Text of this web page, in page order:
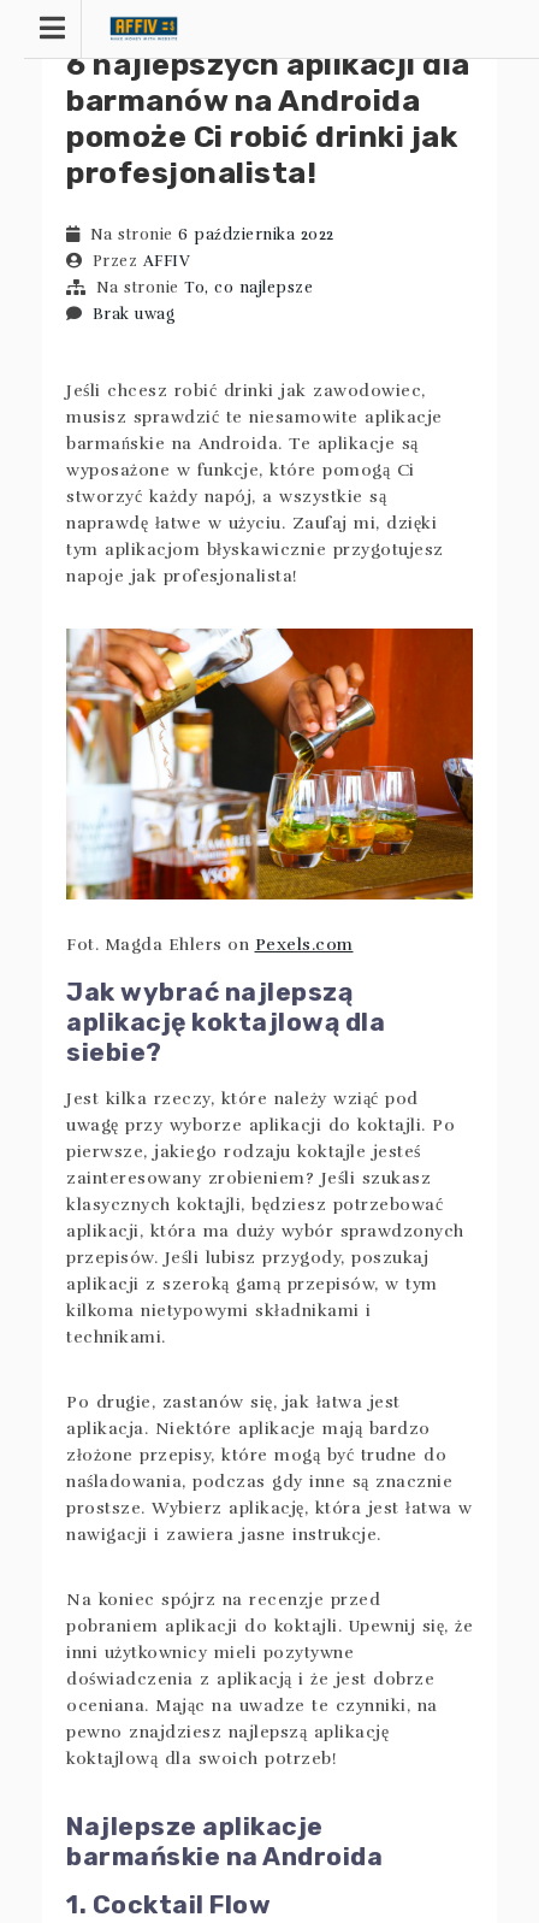
Przejdź
do
treści6 najlepszych aplikacji dla
barmanów na Androida
pomoże Ci robić drinki jak
profesjonalista!
Na stronie 6 października 2022
Przez AFFIV
Na stronie To, co najlepsze
Brak uwag
Jeśli chcesz robić drinki jak zawodowiec,
musisz sprawdzić te niesamowite aplikacje
barmańskie na Androida. Te aplikacje są
wyposażone w funkcje, które pomogą Ci
stworzyć każdy napój, a wszystkie są
naprawdę łatwe w użyciu. Zaufaj mi, dzięki
tym aplikacjom błyskawicznie przygotujesz
napoje jak profesjonalista!
Fot. Magda Ehlers on Pexels.com
Jak wybrać najlepszą
aplikację koktajlową dla
siebie?
Jest kilka rzeczy, które należy wziąć pod
uwagę przy wyborze aplikacji do koktajli. Po
pierwsze, jakiego rodzaju koktajle jesteś
zainteresowany zrobieniem? Jeśli szukasz
klasycznych koktajli, będziesz potrzebować
aplikacji, która ma duży wybór sprawdzonych
przepisów. Jeśli lubisz przygody, poszukaj
aplikacji z szeroką gamą przepisów, w tym
kilkoma nietypowymi składnikami i
technikami.
Po drugie, zastanów się, jak łatwa jest
aplikacja. Niektóre aplikacje mają bardzo
złożone przepisy, które mogą być trudne do
naśladowania, podczas gdy inne są znacznie
prostsze. Wybierz aplikację, która jest łatwa w
nawigacji i zawiera jasne instrukcje.
Na koniec spójrz na recenzje przed
pobraniem aplikacji do koktajli. Upewnij się, że
inni użytkownicy mieli pozytywne
doświadczenia z aplikacją i że jest dobrze
oceniana. Mając na uwadze te czynniki, na
pewno znajdziesz najlepszą aplikację
koktajlową dla swoich potrzeb!
Najlepsze aplikacje
barmańskie na Androida
1. Cocktail Flow